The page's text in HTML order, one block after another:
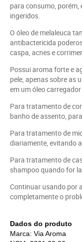
para consumo, porém,
ingeridos.
O óleo de melaleuca
antibactericida
caspa, acnes e
Possui aroma forte e
pele, apenas sobre as
em um óleo
Para tratamento de
banho de assento,
Para tratamento de
diariamente, evitando
Para tratamento de
shampoo quando for
Continuar usando por
completamente o
Dados do produto
Marca: Via Aroma